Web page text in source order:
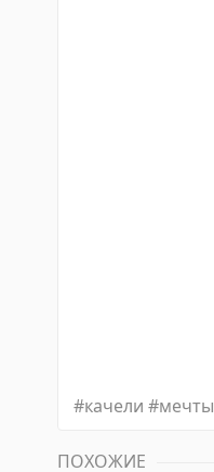
#качели #мечты
ПОХОЖИЕ